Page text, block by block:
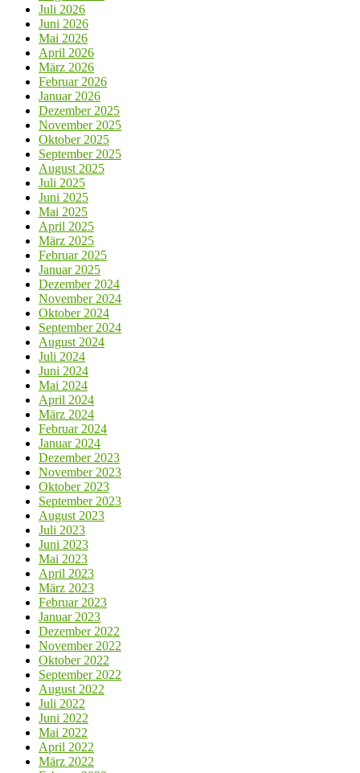
Juli 2026
Juni 2026
Mai 2026
April 2026
März 2026
Februar 2026
Januar 2026
Dezember 2025
November 2025
Oktober 2025
September 2025
August 2025
Juli 2025
Juni 2025
Mai 2025
April 2025
März 2025
Februar 2025
Januar 2025
Dezember 2024
November 2024
Oktober 2024
September 2024
August 2024
Juli 2024
Juni 2024
Mai 2024
April 2024
März 2024
Februar 2024
Januar 2024
Dezember 2023
November 2023
Oktober 2023
September 2023
August 2023
Juli 2023
Juni 2023
Mai 2023
April 2023
März 2023
Februar 2023
Januar 2023
Dezember 2022
November 2022
Oktober 2022
September 2022
August 2022
Juli 2022
Juni 2022
Mai 2022
April 2022
März 2022